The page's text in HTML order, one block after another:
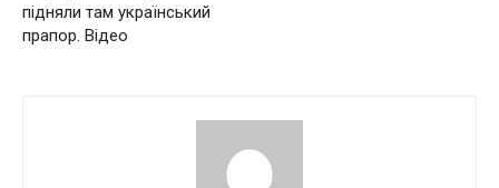
підняли там український
прапор. Відео